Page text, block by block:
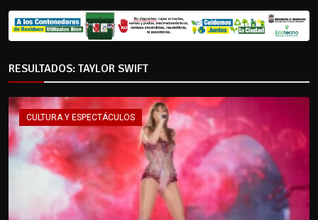
RESULTADOS: TAYLOR SWIFT
CULTURA Y ESPECTÁCULOS